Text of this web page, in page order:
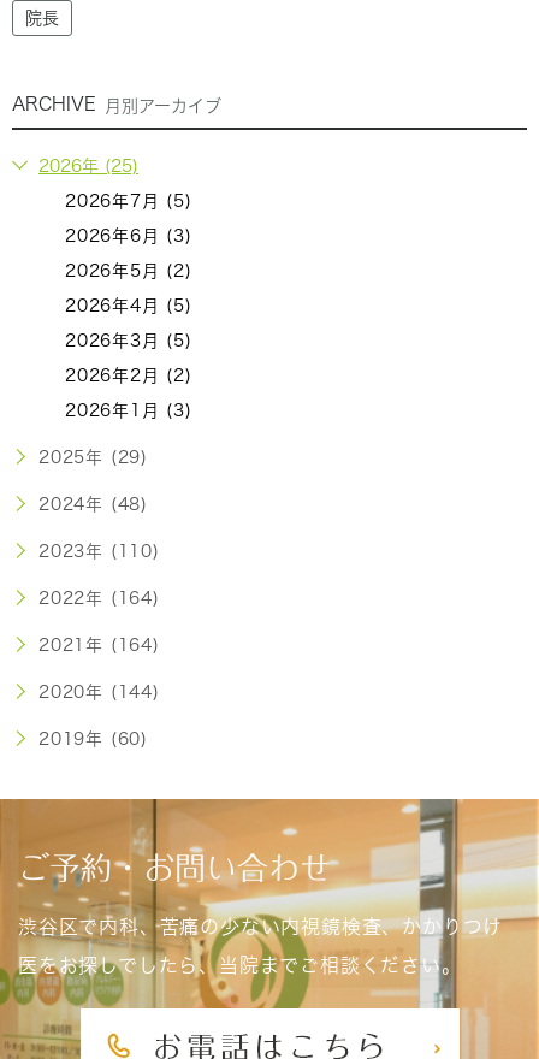
院長
ARCHIVE 月別アーカイブ
2026年 (25)
2026年7月 (5)
2026年6月 (3)
2026年5月 (2)
2026年4月 (5)
2026年3月 (5)
2026年2月 (2)
2026年1月 (3)
2025年 (29)
2024年 (48)
2023年 (110)
2022年 (164)
2021年 (164)
2020年 (144)
2019年 (60)
ご予約・お問い合わせ
渋谷区で内科、苦痛の少ない内視鏡検査、かかりつけ
医をお探しでしたら、当院までご相談ください。